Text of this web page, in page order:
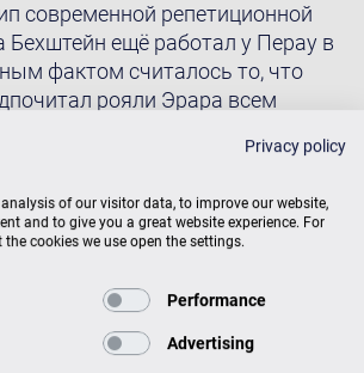
современной репетиционной
Бехштейн ещё работал у Перау в
фактом считалось то, что
рояли Эрара всем
парижский период познакомиться
племянником основателя
ею с момента
году и до своей смерти в 1855
что Бехштейн прекрасно
какое значение имеет марка
масштабе. После смерти
Privacy policy
of our visitor data, to improve our website,
and to give you a great website experience. For
cookies we use open the settings.
Performance
Advertising